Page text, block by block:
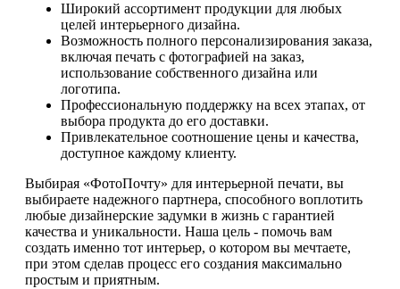
Широкий ассортимент продукции для любых
целей интерьерного дизайна.
Возможность полного персонализирования заказа,
включая печать с фотографией на заказ,
использование собственного дизайна или
логотипа.
Профессиональную поддержку на всех этапах, от
выбора продукта до его доставки.
Привлекательное соотношение цены и качества,
доступное каждому клиенту.
Выбирая «ФотоПочту» для интерьерной печати, вы
выбираете надежного партнера, способного воплотить
любые дизайнерские задумки в жизнь с гарантией
качества и уникальности. Наша цель - помочь вам
создать именно тот интерьер, о котором вы мечтаете,
при этом сделав процесс его создания максимально
простым и приятным.